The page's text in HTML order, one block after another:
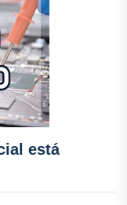
está